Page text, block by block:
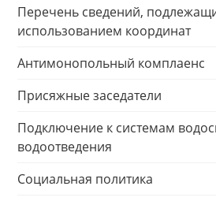
Перечень сведений,
использованием координат
Антимонопольный комплаенс
Присяжные заседатели
Подключение к системам
водоотведения
Социальная политика